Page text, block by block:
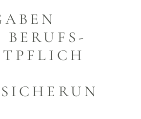
BERUFS­